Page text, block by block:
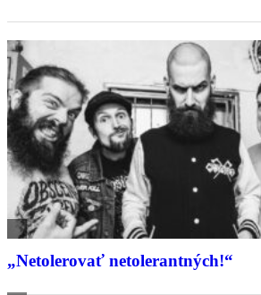
„Netolerovať netolerantných!“